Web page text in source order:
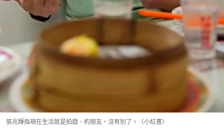
張兆輝指現在生活就是拍戲、約朋友，沒有別了。（小紅書）